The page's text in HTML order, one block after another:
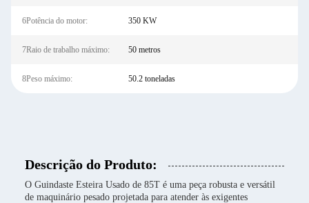
6Potência do motor: 350 KW
7Raio de trabalho máximo: 50 metros
8Peso máximo: 50.2 toneladas
Descrição do Produto:
O Guindaste Esteira Usado de 85T é uma peça robusta e versátil
de maquinário pesado projetada para atender às exigentes